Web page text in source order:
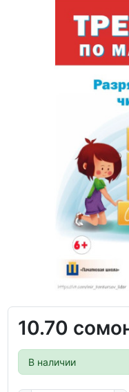
10.70
В наличии